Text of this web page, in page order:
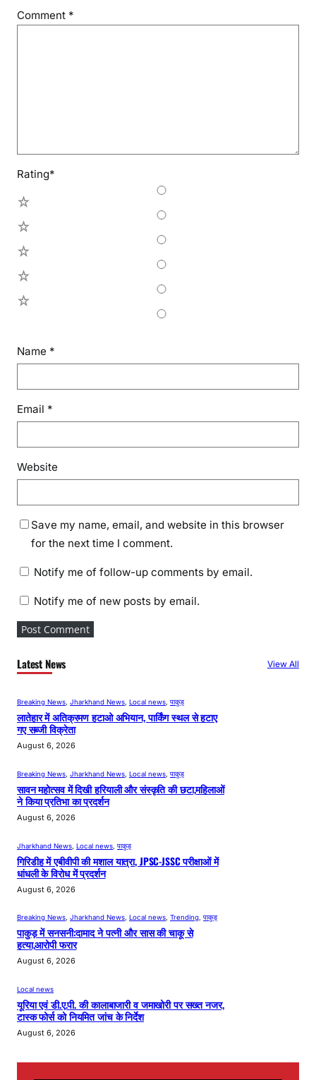
Comment *
Rating*
Name *
Email *
Website
Save my name, email, and website in this browser
for the next time I comment.
Notify me of follow-up comments by email.
Notify me of new posts by email.
Latest News View All
Breaking News, Jharkhand News, Local news, पाकुड़
लातेहार में अतिक्रमण हटाओ अभियान, पार्किंग स्थल से हटाए
गए सब्जी विक्रेता
August 6, 2026
Breaking News Jharkhand News Local news पाकुड़
सावन महोत्सव में दिखी हरियाली और संस्कृति की छटा,महिलाओं
ने किया प्रतिभा का प्रदर्शन
August 6, 2026
Jharkhand News Local news पाकुड़
गिरिडीह में एबीवीपी की मशाल यात्रा, JPSC-JSSC परीक्षाओं में
धांधली के विरोध में प्रदर्शन
August 6, 2026
Breaking News, Jharkhand News, Local news, Trending, पाकुड़
पाकुड़ में सनसनी:दामाद ने पत्नी और सास की चाकू से
हत्या,आरोपी फरार
August 6, 2026
Local news
यूरिया एवं डी.ए.पी. की कालाबाजारी व जमाखोरी पर सख्त नजर,
टास्क फोर्स को नियमित जांच के निर्देश
August 6, 2026